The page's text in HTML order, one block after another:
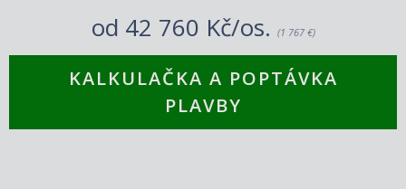
od 42 760 Kč/os. (1 767 €)
KALKULAČKA A POPTÁVKA
PLAVBY